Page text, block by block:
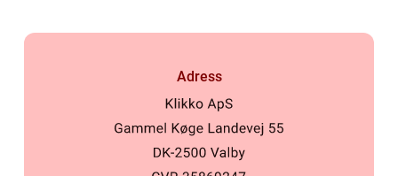
Adress